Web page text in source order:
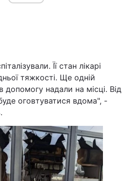
Її стан лікарі
тяжкості. Ще одній
допомогу надали на місці. Від
оговтуватися вдома", -